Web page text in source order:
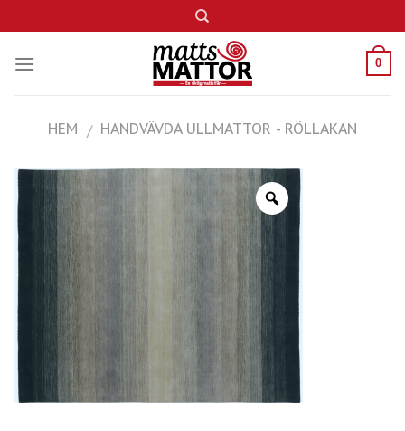
to
content
0
HEM / HANDVÄVDA ULLMATTOR - RÖLLAKAN